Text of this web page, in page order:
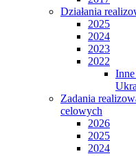
Działania
2025
2024
2023
2022
Zadania
celowych
2026
2025
2024